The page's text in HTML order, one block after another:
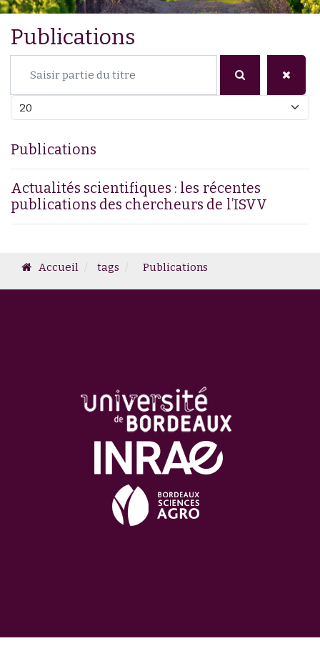
Publications
Afficher #
Publications
Actualités scientifiques : les récentes
publications des chercheurs de l’ISVV
Accueil tags Publications